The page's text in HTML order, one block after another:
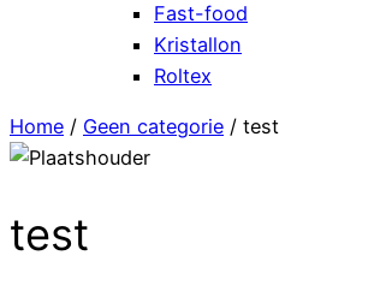
Fast-food
Kristallon
Roltex
Home / Geen categorie / test
test